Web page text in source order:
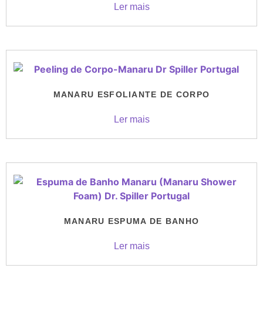
Ler mais
MANARU ESFOLIANTE DE CORPO
Ler mais
MANARU ESPUMA DE BANHO
Ler mais